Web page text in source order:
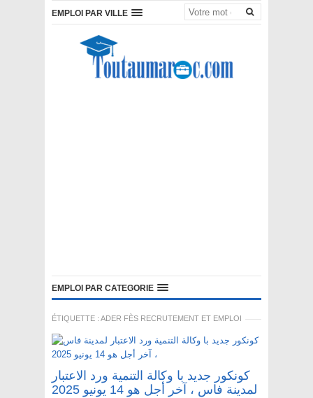
EMPLOI PAR VILLE
EMPLOI PAR CATEGORIE
ÉTIQUETTE : ADER FÈS RECRUTEMENT ET EMPLOI
كونكور جديد با وكالة التنمية ورد الاعتبار
لمدينة فاس ، آخر أجل هو 14 يونيو 2025